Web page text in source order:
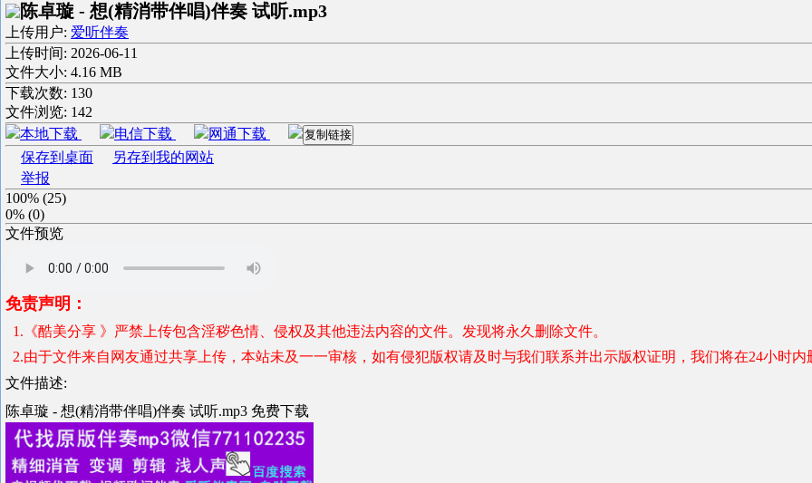
陈卓璇 - 想(精消带伴唱)伴奏 试听.mp3
上传用户: 爱听伴奏
上传时间: 2026-06-11
文件大小: 4.16 MB
下载次数: 130
文件浏览: 142
本地下载
电信下载 网通下载 复制链接
保存到桌面
另存到我的网站
举报
100% (25)
0% (0)
文件预览
免责声明：
1.《酷美分享 》严禁上传包含淫秽色情、侵权及其他违法内容的文件。发现将永久删除文件。
2.由于文件来自网友通过共享上传，本站未及一一审核，如有侵犯版权请及时与我们联系并出示版权证明，我们将在24小时内
文件描述:
陈卓璇 - 想(精消带伴唱)伴奏 试听.mp3 免费下载